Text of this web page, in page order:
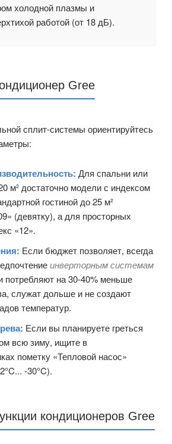
холодной плазмы и
работой (от 18 дБ).
Gree
сплит-системы ориентируйтесь
Для спальни или
м² достаточно модели с индексом
гостиной до 25 м²
(девятку), а для просторных
«12».
Если бюджет позволяет, всегда
инверторным системам
потребляют на 30-40% меньше
служат дольше и не создают
температур.
Если вы планируете греться
всю зиму, ищите в
пометку «Тепловой насос»
-30°C).
кондиционеров Gree